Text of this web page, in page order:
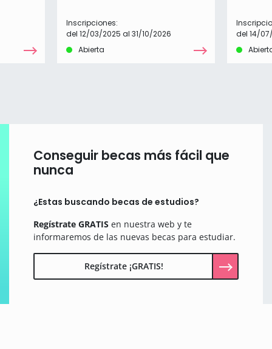
Inscripciones:
del 12/03/2025 al 31/10/2026
Abierta
del 14/
Conseguir becas más fácil que
nunca
¿Estas buscando becas de estudios?
Regístrate GRATIS en nuestra web y te
informaremos de las nuevas becas para estudiar.
Regístrate ¡GRATIS!